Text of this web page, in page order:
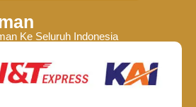
Ke Seluruh Indonesia